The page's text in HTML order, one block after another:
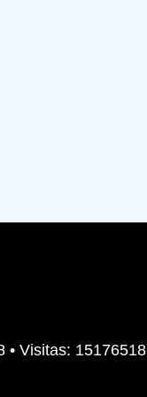
• Visitas: 15176518